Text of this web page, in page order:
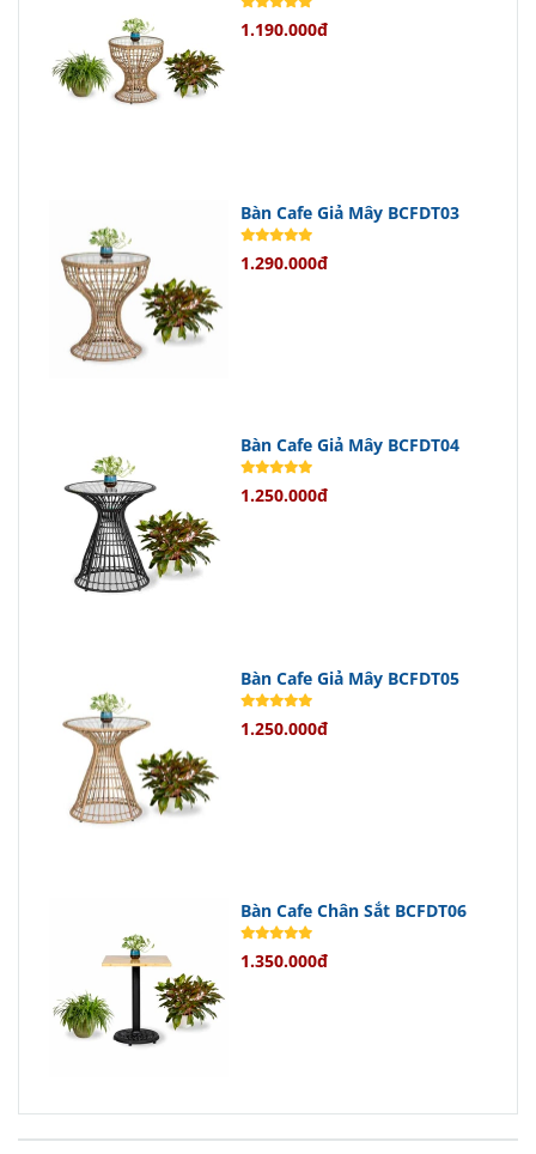
Bộ bàn ghế cafe ngoài trời
bật với khả năng chống chịu tốt trước
Việc vệ sinh và bảo quản cũng trở
nên dễ dàng hơn bao giờ hết nhờ
vào vật liệu chất lượng cao.
Thiết kế hiện đại của sản phẩm mang
lại vẻ đẹp thanh lịch cho mọi không
Chính Sách Bán Hàng Ưu Việt
Khi muabộ bàn ghế cafe giá rẻ
bạn sẽ nhận được cam kết bảo hành
trong thời gian dài cùng chính sách
Ngoài ra, dịch vụ giao hàng tận nơi
nhanh chóng và tiện lợi cũng là một
điểm cộng lớn dành cho khách hàng.
Đừng chần chừ nữa! Hãy liên hệ
ngay với chúng tôi để đặt mua
bàn ghế cafe nhựa giả mây
BGCFDT87và nhận thêm nhiều ưu
của chúng tôi luôn sẵn sàng hỗ trợ
1.190.000đ
Bàn Cafe Giả Mây BCFDT03
1.290.000đ
Bàn Cafe Giả Mây BCFDT04
1.250.000đ
Bàn Cafe Giả Mây BCFDT05
1.250.000đ
Bàn Cafe Chân Sắt BCFDT06
1.350.000đ